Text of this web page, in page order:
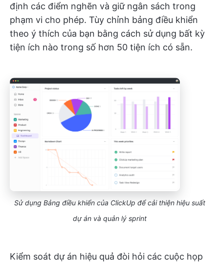
định các điểm nghẽn và giữ ngân sách trong
phạm vi cho phép. Tùy chỉnh bảng điều khiển
theo ý thích của bạn bằng cách sử dụng bất kỳ
tiện ích nào trong số hơn 50 tiện ích có sẵn.
Sử dụng Bảng điều khiển của ClickUp để cải thiện hiệu suất
dự án và quản lý sprint
Kiểm soát dự án hiệu quả đòi hỏi các cuộc họp